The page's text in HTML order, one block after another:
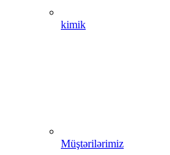
kimik
Müştərilərimiz